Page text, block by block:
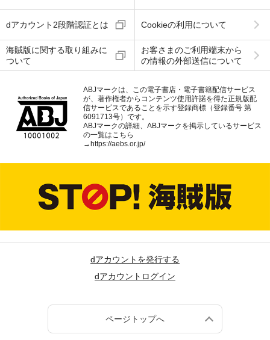
dアカウント2段階認証とは Cookieの利用について
海賊版に関する取り組みに
ついて
お客さまのご利用端末から
の情報の外部送信について
ABJマークは、この電子書店・電子書籍配信サービス
が、著作権者からコンテンツ使用許諾を得た正規版配
信サービスであることを示す登録商標（登録番号 第
6091713号）です。
ABJマークの詳細、ABJマークを掲示しているサービス
の一覧はこちら
→ https://aebs.or.jp/
dアカウントを発行する
dアカウントログイン
ページトップへ